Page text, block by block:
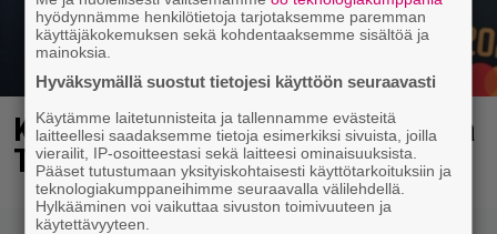
Kaija Koolta ikävä ilmoitus – Juha
Tapio kiirehti apuun
hyödynnämme henkilötietoja tarjotaksemme paremman
käyttäjäkokemuksen sekä kohdentaaksemme sisältöä ja
mainoksia.
Hyväksymällä suostut tietojesi käyttöön seuraavasti
Käytämme laitetunnisteita ja tallennamme evästeitä
laitteellesi saadaksemme tietoja esimerkiksi sivuista, joilla
vierailit, IP-osoitteestasi sekä laitteesi ominaisuuksista.
Pääset tutustumaan yksityiskohtaisesti käyttötarkoituksiin ja
teknologiakumppaneihimme seuraavalla välilehdellä.
Hylkääminen voi vaikuttaa sivuston toimivuuteen ja
käytettävyyteen.